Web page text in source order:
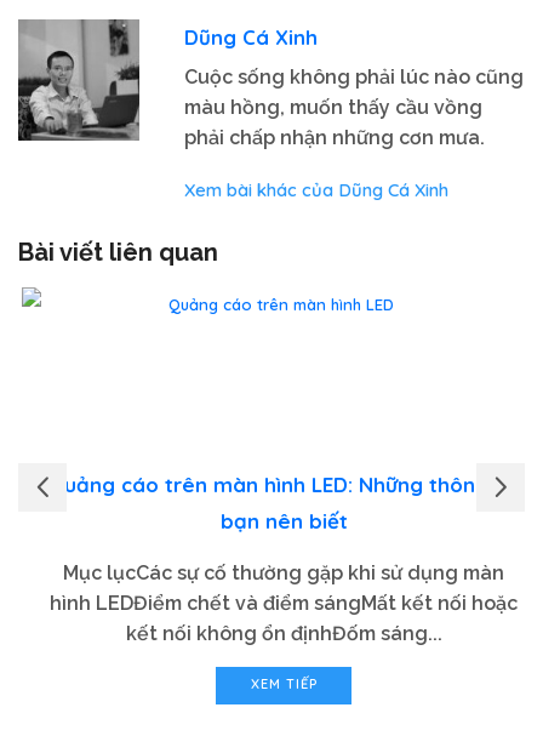
Dũng Cá Xinh
Cuộc sống không phải lúc nào cũng
màu hồng, muốn thấy cầu vồng
phải chấp nhận những cơn mưa.
Xem bài khác của Dũng Cá Xinh
Bài viết liên quan
Quảng cáo trên màn hình LED: Những thông tin
bạn nên biết
Mục lụcCác sự cố thường gặp khi sử dụng màn
hình LEDĐiểm chết và điểm sángMất kết nối hoặc
kết nối không ổn địnhĐốm sáng...
XEM TIẾP